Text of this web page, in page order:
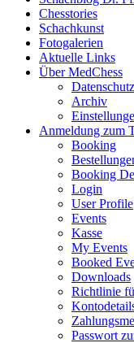
Chesstories
Schachkunst
Fotogalerien
Aktuelle Links
Über MedChess
Archiv
Anmeldung zum
Booking
Booking
Login
User Profile
Events
Kasse
My Events
Booked
Downloads
Richtlinie
Passwort